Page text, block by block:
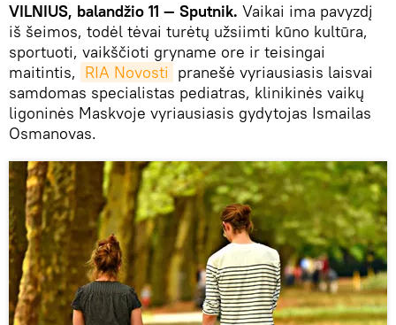
VILNIUS, balandžio 11 — Sputnik. Vaikai ima pavyzdį
iš šeimos, todėl tėvai turėtų užsiimti kūno kultūra,
sportuoti, vaikščioti gryname ore ir teisingai
maitintis, RIA Novosti pranešė vyriausiasis laisvai
samdomas specialistas pediatras, klinikinės vaikų
ligoninės Maskvoje vyriausiasis gydytojas Ismailas
Osmanovas.